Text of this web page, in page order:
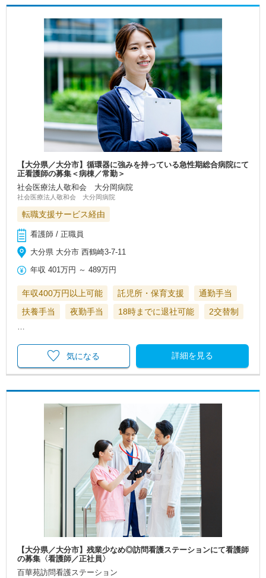
【大分県／大分市】循環器に強みを持っている急性期総合病院にて
正看護師の募集＜病棟／常勤＞
社会医療法人敬和会 大分岡病院
社会医療法人敬和会 大分岡病院
転職支援サービス経由
看護師 / 正職員
大分県 大分市 西鶴崎3-7-11
年収 401万円 ～489万円
年収400万円以上可能 託児所・保育支援
通勤手当
扶養手当
夜勤手当 18時までに退社可能 2交替制
詳細を見る
気になる
【大分県／大分市】残業少なめ◎訪問看護ステーションにて看護師
の募集〈看護師／正社員〉
百華苑訪問看護ステーション